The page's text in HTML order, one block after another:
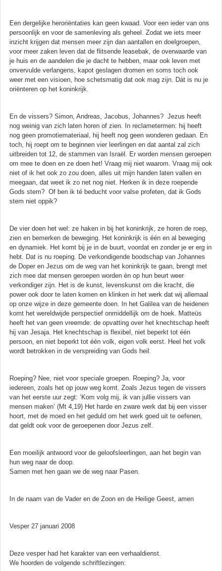
Een dergelijke heroriëntaties kan geen kwaad. Voor een ieder van ons
persoonlijk en voor de samenleving als geheel. Zodat we iets meer
inzicht krijgen dat mensen meer zijn dan aantallen en doelgroepen,
voor meer zaken leven dat de flitsende leasebak, de overwaarde van
je huis en de aandelen die je dacht te hebben, maar ook leven met
onvervulde verlangens, kapot geslagen dromen en soms toch ook
weer met een visioen, hoe schetsmatig dat ook mag zijn. Dát is nu je
oriënteren op het koninkrijk.
En de vissers? Simon, Andreas, Jacobus, Johannes? Jezus heeft
nog weinig van zich laten horen of zien. In reclametermen: hij heeft
nog geen promotiemateriaal, hij heeft nog geen wonderen gedaan. En
toch, hij roept om te beginnen vier leerlingen en dat aantal zal zich
uitbreiden tot 12, de stammen van Israël. Er worden mensen geroepen
om mee te doen en ze doen het! Vraag mij niet waarom. Vraag mij ook
niet of ik het ook zo zou doen, alles uit mijn handen laten vallen en
meegaan, dat weet ik zo net nog niet. Herken ik in deze roepende
Gods stem? Of ben ik té beducht voor valse profeten, dat ik Gods
stem niet oppik?
De vier doen het wel: ze haken in bij het koninkrijk, ze horen de roep,
zien en bemerken de beweging. Het koninkrijk is één en al beweging
en dynamiek. Het komt bij je in de buurt, voordat en zonder je er erg in
hebt. Dat is nu roeping. De verkondigende boodschap van Johannes
de Doper en Jezus om de weg van het koninkrijk te gaan, brengt met
zich mee dat mensen geroepen worden èn op hun beurt weer
verkondiger zijn. Het is de kunst, levenskunst om die kracht, die
power ook door te laten komen en klinken in het werk dat wij allemaal
op onze wijze in deze gemeente doen. In het Galilea van de heidenen
komt het wereldwijde perspectief onmiddellijk om de hoek. Matteüs
heeft het van geen vreemde: de opvatting over het knechtschap heeft
hij van Jesaja. Het knechtschap is flexibel, niet beperkt tot één
persoon, en niet beperkt tot één volk, eigen volk eerst. Heel het volk
wordt betrokken in de verspreiding van Gods heil.
Roeping? Nee, niet voor speciale groepen. Roeping? Ja, voor
iedereen, zoals het op jouw weg komt. Zoals Jezus tegen de vissers
van het eerste uur zegt: ‘Kom volg mij, ik van jullie vissers van
mensen maken’ (Mt 4,19) Het harde en zware werk dat bij een visser
hoort, met de moed en het geduld om het werk goed uit te oefenen,
dat geldt ook voor de geroepenen door Jezus zelf.
Een moeilijk antwoord voor de geloofsleerlingen, aan het begin van
hun weg naar de doop.
Samen met hen gaan we de weg naar Pasen.
In de naam van de Vader en de Zoon en de Heilige Geest, amen
Vesper 27 januari 2008
Deze vesper had het karakter van een verhaaldienst.
We hoorden de volgende schriftlezingen: